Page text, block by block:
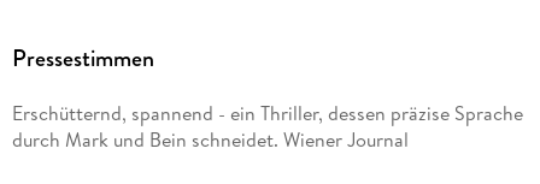
Pressestimmen
Erschütternd, spannend - ein Thriller, dessen präzise Sprache
durch Mark und Bein schneidet. Wiener Journal